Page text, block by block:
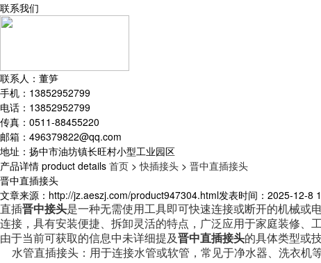
联系我们
联系人：董笋
手机：13852952799
电话：13852952799
传真：0511-88455220
邮箱：496379822@qq.com
地址：扬中市油坊镇长旺村小型工业园区
产品详情 product details 首页 >快插接头 > 晋中直插接头
晋中直插接头
文章来源：http://jz.aeszj.com/product947304.html发表时间：2025-12-8
直插晋中接头是一种无需使用工具即可快速连接或断开的机械或
连接，具有安装便捷、拆卸灵活的特点，广泛应用于家庭装修、
由于当前可获取的信息中未详细提及晋中直插接头的具体类型或
水管直插接头 ：用于连接水管或软管，常见于净水器、洗衣机